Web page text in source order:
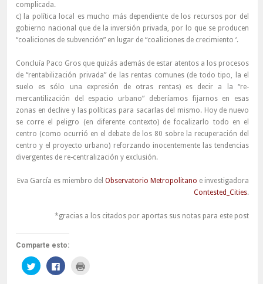
complicada.
c) la política local es mucho más dependiente de los recursos por del
gobierno nacional que de la inversión privada, por lo que se producen
“coaliciones de subvención” en lugar de “coaliciones de crecimiento ‘.
Concluía Paco Gros que quizás además de estar atentos a los procesos
de “rentabilización privada” de las rentas comunes (de todo tipo, la el
suelo es sólo una expresión de otras rentas) es decir a la “re-
mercantilización del espacio urbano” deberíamos fijarnos en esas
zonas en declive y las políticas para sacarlas del mismo. Hoy de nuevo
se corre el peligro (en diferente contexto) de focalizarlo todo en el
centro (como ocurrió en el debate de los 80 sobre la recuperación del
centro y el proyecto urbano) reforzando inocentemente las tendencias
divergentes de re-centralización y exclusión.
Eva García es miembro del Observatorio Metropolitano e investigadora
Contested_Cities.
*gracias a los citados por aportas sus notas para este post
Comparte esto:
Haz
clic
para
Haz
clic